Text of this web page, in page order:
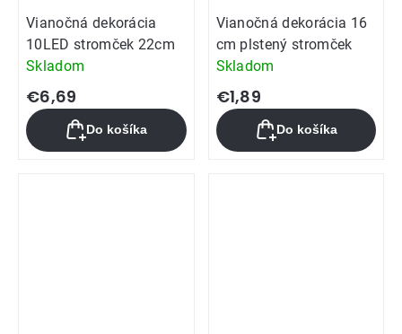
Vianočná dekorácia
10LED stromček 22cm
Skladom
€6,69
Do košíka
Vianočná dekorácia 16
cm plstený stromček
Skladom
€1,89
Do košíka